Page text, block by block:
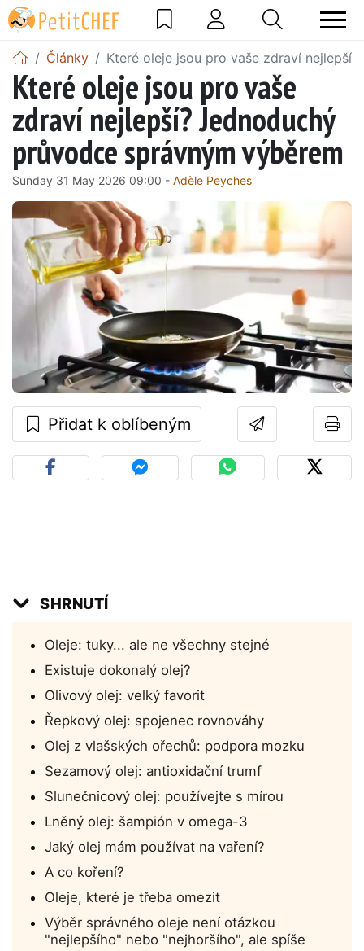
Články Které oleje jsou pro vaše zdraví
Které oleje jsou pro vaše
zdraví nejlepší? Jednoduchý
průvodce správným výběrem
Sunday 31 May 2026 09:00 - Adèle Peyches
Přidat k oblíbeným
SHRNUTÍ
Oleje: tuky... ale ne všechny stejné
Existuje dokonalý olej?
Olivový olej: velký favorit
Řepkový olej: spojenec rovnováhy
Olej z vlašských ořechů: podpora mozku
Sezamový olej: antioxidační trumf
Slunečnicový olej: používejte s mírou
Lněný olej: šampión v omega-3
Jaký olej mám používat na vaření?
A co koření?
Oleje, které je třeba omezit
Výběr správného oleje není otázkou
"nejlepšího" nebo "nejhoršího", ale spíše